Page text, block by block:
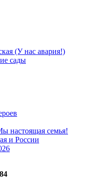
(У нас авария!)
сады
настоящая семья!
и России